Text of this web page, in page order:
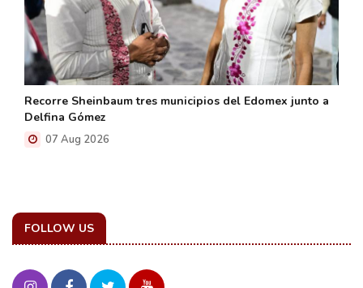
Recorre Sheinbaum tres municipios del Edomex junto a
Delfina Gómez
07 Aug 2026
FOLLOW US